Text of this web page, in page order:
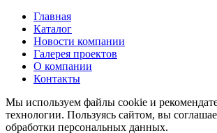
Главная
Каталог
Новости компании
Галерея проектов
О компании
Контакты
Мы используем файлы cookie и
технологии. Пользуясь сайтом, вы
обработки персональных данных.